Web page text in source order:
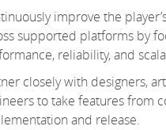
improve the
supported platforms by
reliability, and
closely with designers,
to take features from
and release.